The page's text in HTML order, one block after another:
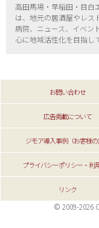
高田馬場・早稲田・目白
は、地元の居酒屋やレス
病院、ニュース、イベン
心に地域活性化を目指し
お問い合わせ
広告掲載について
ジモア導入事例（お客様の
プライバシーポリシー・利
リンク
© 2009-2026